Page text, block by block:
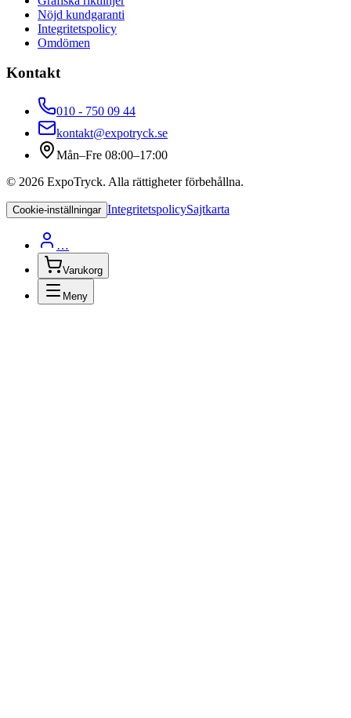
Nöjd kundgaranti
Integritetspolicy
Omdömen
Kontakt
010 - 750 09 44
kontakt@expotryck.se
Mån–Fre 08:00–17:00
© 2026 ExpoTryck. Alla rättigheter förbehållna.
Cookie-inställningar IntegritetspolicySajtkarta
…
Varukorg
Meny